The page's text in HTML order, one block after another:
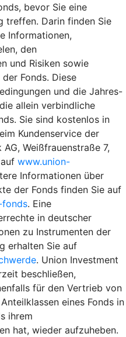
bevor Sie eine
treffen. Darin finden Sie
Informationen,
den
und Risiken sowie
Fonds. Diese
und die Jahres-
allein verbindliche
Sie sind kostenlos in
Kundenservice der
Weißfrauenstraße 7,
www.union-
Informationen über
der Fonds finden Sie auf
fonds. Eine
in deutscher
zu Instrumenten der
erhalten Sie auf
. Union Investment
beschließen,
für den Vertrieb von
eines Fonds in
ihrem
hat, wieder aufzuheben.